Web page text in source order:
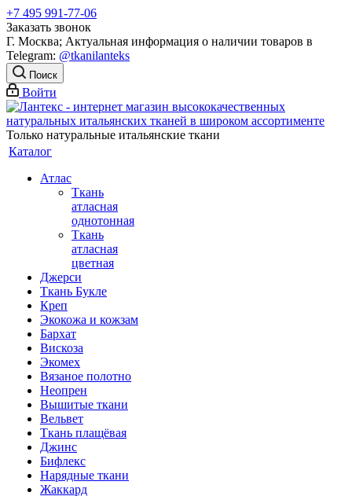
+7 495 991-77-06
Заказать звонок
Г. Москва; Актуальная информация о наличии товаров в
Telegram: @tkanilanteks
Поиск
Войти
Только натуральные итальянские ткани
Каталог
Атлас
Ткань
атласная
однотонная
Ткань
атласная
цветная
Джерси
Ткань Букле
Креп
Экокожа и кожзам
Бархат
Вискоза
Экомех
Вязаное полотно
Неопрен
Вышитые ткани
Вельвет
Ткань плащёвая
Джинс
Бифлекс
Нарядные ткани
Жаккард